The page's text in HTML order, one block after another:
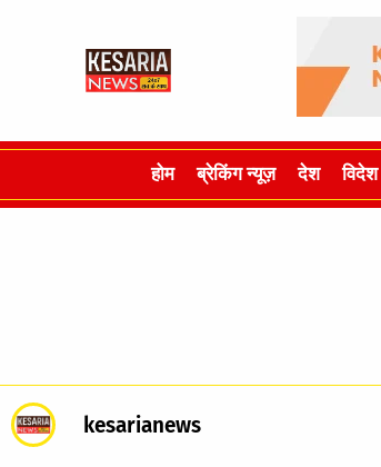
होम ब्रेकिंग न्यूज़ देश विदेश
kesarianews